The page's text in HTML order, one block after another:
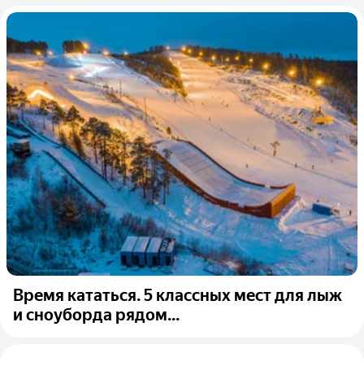
Время кататься. 5 классных мест для лыж
и сноуборда рядом...